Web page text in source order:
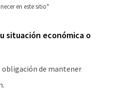
en este sitio*
situación económica o
de mantener